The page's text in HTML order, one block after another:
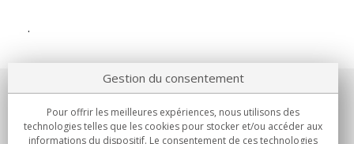
.
Notre société
Engagements
Gestion du consentement
Pour offrir les meilleures expériences, nous utilisons des
technologies telles que les cookies pour stocker et/ou accéder aux
informations du dispositif. Le consentement de ces technologies